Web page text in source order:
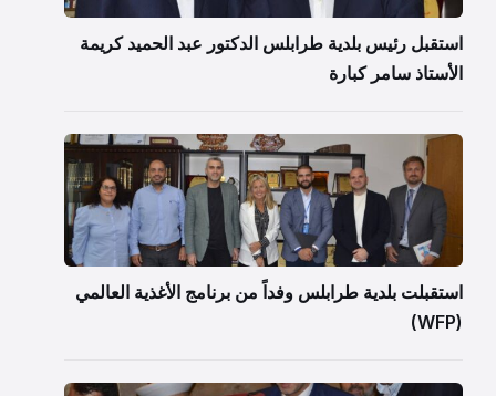
استقبل رئيس بلدية طرابلس الدكتور عبد الحميد كريمة
الأستاذ سامر كبارة
استقبلت بلدية طرابلس وفداً من برنامج الأغذية العالمي
(WFP)